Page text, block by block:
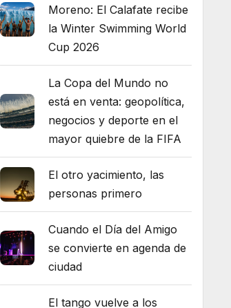
Moreno: El Calafate recibe
la Winter Swimming World
Cup 2026
La Copa del Mundo no
está en venta: geopolítica,
negocios y deporte en el
mayor quiebre de la FIFA
El otro yacimiento, las
personas primero
Cuando el Día del Amigo
se convierte en agenda de
ciudad
El tango vuelve a los